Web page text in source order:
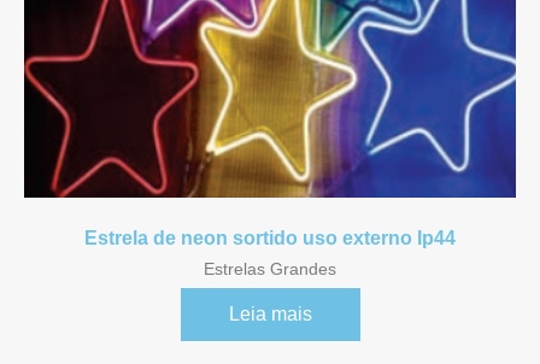
Referência 15048
Referência 15053
Referência 15054
Referência 11559
Referência 11561
Estrela de neon sortido uso externo Ip44
Estrelas Grandes
Leia mais